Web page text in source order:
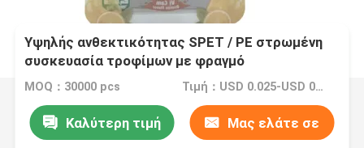
Υψηλής ανθεκτικότητας SPET / PE στρωμένη
συσκευασία τροφίμων με φραγμό
MOQ：30000 pcs Τιμή：USD 0.025-USD 0.1
Καλύτερη τιμή Μας ελάτε σε